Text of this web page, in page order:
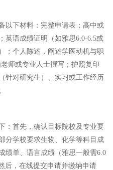
以下材料：完整申请表；高中或
英语成绩证明（如雅思6.0-6.5或
；个人陈述，阐述学医动机与职
师或专业人士撰写；护照复印
针对研究生）、实习或工作经历
：首先，确认目标院校及专业要
分学校要求生物、化学等科目成
绩单、语言成绩（雅思一般需6.0
后，在线提交申请并缴纳申请